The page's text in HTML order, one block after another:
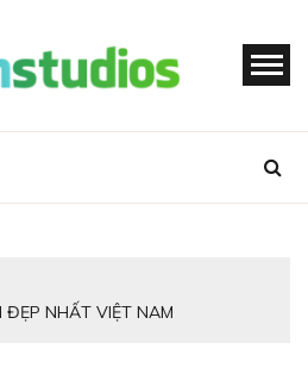
ĐẸP NHẤT VIỆT NAM